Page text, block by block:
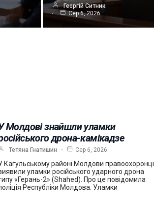
Георгій Ситник
Сер 6, 2026
Молдові знайшли уламки
дрона-камікадзе
Тетяна Гнатишин Сер 6, 2026
Кагульському районі Молдови правоохоронці
уламки російського ударного дрона
«Герань-2» (Shahed). Про це повідомила
Республіки Молдова. Уламки